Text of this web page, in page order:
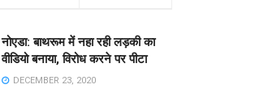
नोएडा: बाथरूम में नहा रही लड़की का
वीडियो बनाया, विरोध करने पर पीटा
DECEMBER 23, 2020